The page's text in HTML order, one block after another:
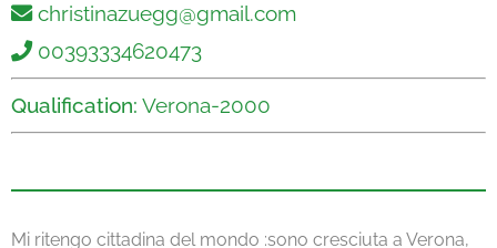
christinazuegg@gmail.com
00393334620473
Qualification: Verona-2000
Mi ritengo cittadina del mondo :sono cresciuta a Verona,